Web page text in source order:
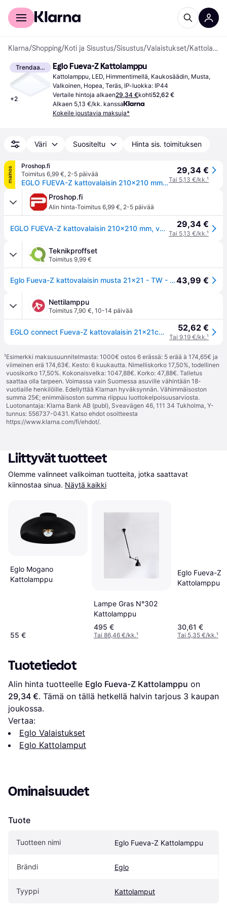
Kuluttajille
Klarna/Shopping/Koti ja Sisustus/Sisustus/Valaistukset/ Kattolamput
Trendaava
+2
Eglo Fueva-Z Kattolamppu
Kattolamppu, LED, Himmentimellä, Kaukosäädin, Musta,
Valkoinen, Hopea, Teräs, IP-luokka: IP44
Vertaile hintoja alkaen29,34 €kohti52,62 €
Alkaen 5,13 €/kk. kanssa
Kokeile joustavia maksuja*
Väri Suositeltu Hinta sis. toimituksen
mainos
Proshop.fi
Toimitus 6,99 €, 2-5 päivää
EGLO FUEVA-Z kattovalaisin 210x210 mm, valkoinen
29,34 €
Tai 5,13 €/kk.¹
Proshop.fi
Alin hinta·Toimitus 6,99 €, 2-5 päivää
EGLO FUEVA-Z kattovalaisin 210x210 mm, valkoinen 29,34 €
Tai 5,13 €/kk.¹
Teknikproffset
Toimitus 9,99 €
Eglo Fueva-Z kattovalaisin musta 21x21 - TW - Zigbee, Bluetooth43,99 €
Nettilamppu
Toimitus 7,90 €, 10-14 päivää
EGLO connect Fueva-Z kattovalaisin 21x21cm nikkeliä - matta nikkeli 52,62 €
Tai 9,19 €/kk.¹
¹Esimerkki maksusuunnitelmasta: 1000€ ostos 6 erässä: 5 erää à 174,65€ ja
viimeinen erä 174,63€. Kesto: 6 kuukautta. Nimelliskorko 17,50%, todellinen
vuosikorko 17,50%. Kokonaisvelka: 1047,88€. Korko: 47,88€. Talletus
saattaa olla tarpeen. Voimassa vain Suomessa asuville vähintään 18-
vuotiaille henkilöille. Edellyttää Klarnan hyväksynnän. Vähimmäisoston
summa 25€; enimmäisoston summa riippuu luottokelpoisuusarviosta.
Luotonantaja: Klarna Bank AB (publ), Sveavägen 46, 111 34 Tukholma, Y-
tunnus: 556737-0431. Katso ehdot osoitteesta
https://www.klarna.com/fi/ehdot/.
Liittyvät tuotteet
Olemme valinneet valikoiman tuotteita, jotka saattavat
kiinnostaa sinua. Näytä kaikki
Eglo Mogano
Kattolamppu
55 €
Lampe Gras N°302
Kattolamppu
495 €
Tai 86,46 €/kk.¹
Eglo Fueva-Z
Kattolamppu
30,61 €
Tai 5,35 €/kk.¹
Tuotetiedot
Alin hinta tuotteelle Eglo Fueva-Z Kattolamppu
29,34 €. Tämä on tällä hetkellä halvin tarjous 3 kaupan
joukossa.
Vertaa:
Eglo Valaistukset
Eglo Kattolamput
Ominaisuudet
Tuote
Tuotteen nimi Eglo Fueva-Z Kattolamppu
Brändi Eglo
Tyyppi Kattolamput